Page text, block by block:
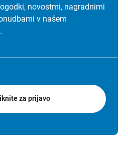
novostmi, nagradnimi
v našem
za prijavo